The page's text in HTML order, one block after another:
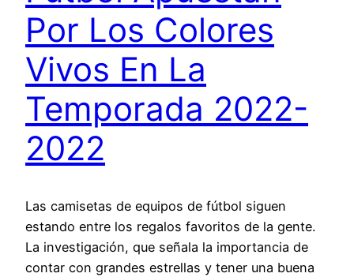
Por Los Colores
Vivos En La
Temporada 2022-
2022
Las camisetas de equipos de fútbol siguen
estando entre los regalos favoritos de la gente.
La investigación, que señala la importancia de
contar con grandes estrellas y tener una buena